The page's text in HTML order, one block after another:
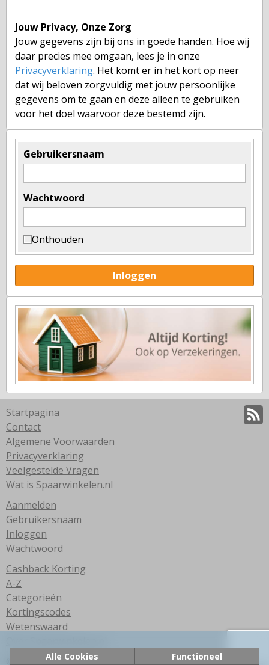
Gebruikersnaam
Wachtwoord
Onthouden
Inloggen
Jouw Privacy, Onze Zorg
Jouw gegevens zijn bij ons in goede handen. Hoe wij
daar precies mee omgaan, lees je in onze
Privacyverklaring. Het komt er in het kort op neer
dat wij beloven zorgvuldig met jouw persoonlijke
gegevens om te gaan en deze alleen te gebruiken
voor het doel waarvoor deze bestemd zijn.
Alle Cookies Functioneel
Startpagina
Contact
Algemene Voorwaarden
Privacyverklaring
Veelgestelde Vragen
Wat is Spaarwinkelen.nl
Aanmelden
Gebruikersnaam
Inloggen
Wachtwoord
Cashback Korting
A-Z
Categorieën
Kortingscodes
Wetenswaard
© 2026 Spaarwinkelen.nl